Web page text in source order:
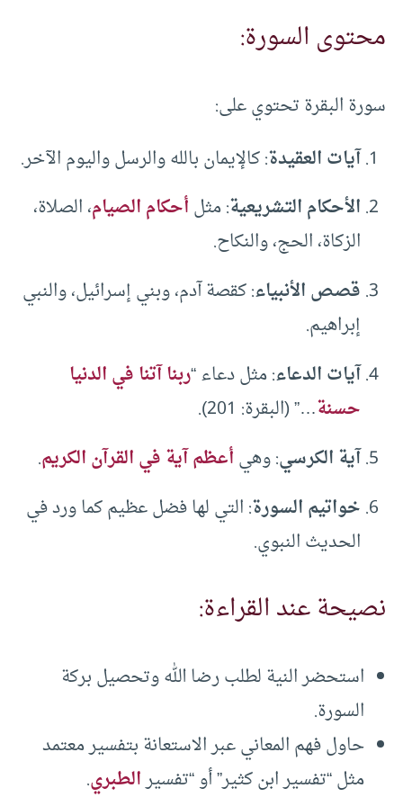
محتوى السورة:
سورة البقرة تحتوي على:
آيات العقيدة: كالإيمان بالله والرسل واليوم الآخر.
الأحكام التشريعية: مثلأحكام الصيام، الصلاة،
الزكاة، الحج، والنكاح.
قصص الأنبياء: كقصة آدم، وبني إسرائيل، والنبي
إبراهيم.
آيات الدعاء: مثل دعاء “ربنا آتنا في الدنيا
حسنة…” (البقرة: 201).
آية الكرسي: وهيأعظم آية في القرآن الكريم.
خواتيم السورة: التي لها فضل عظيم كما ورد في
الحديث النبوي.
نصيحة عند القراءة:
استحضر النية لطلب رضا الله وتحصيل بركة
السورة.
حاول فهم المعاني عبر الاستعانة بتفسير معتمد
مثل “تفسير ابن كثير” أو “تفسيرالطبري.